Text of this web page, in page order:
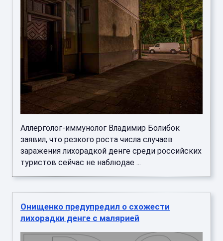
Аллерголог-иммунолог Владимир Болибок
заявил, что резкого роста числа случаев
заражения лихорадкой денге среди российских
туристов сейчас не наблюдае ...
Онищенко предупредил о схожести
лихорадки денге с малярией